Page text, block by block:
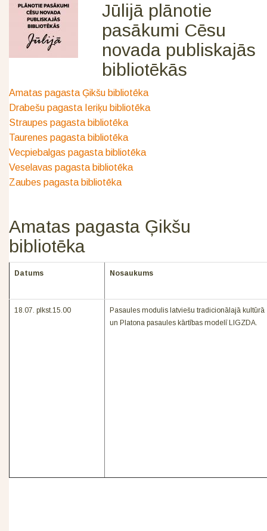
Jūlijā plānotie
pasākumi Cēsu
novada publiskajās
bibliotēkās
Amatas pagasta Ģikšu bibliotēka
Drabešu pagasta Ieriķu bibliotēka
Straupes pagasta bibliotēka
Taurenes pagasta bibliotēka
Vecpiebalgas pagasta bibliotēka
Veselavas pagasta bibliotēka
Zaubes pagasta bibliotēka
Amatas pagasta Ģikšu
bibliotēka
Datums Nosaukums
18.07. plkst.15.00
Pasaules modulis latviešu tradicionālajā kultūrā
un Platona pasaules kārtības modelī LIGZDA.